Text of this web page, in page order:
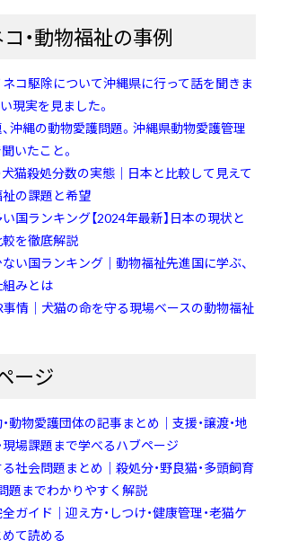
コ・動物福祉の事例
コ駆除について沖縄県に行って話を聞きま
現実を見ました。
沖縄の動物愛護問題。沖縄県動物愛護管理
いたこと。
猫殺処分数の実態｜日本と比較して見えて
祉の課題と希望
国ランキング【2024年最新】日本の現状と
を徹底解説
い国ランキング｜動物福祉先進国に学ぶ、
みとは
情｜犬猫の命を守る現場ベースの動物福祉
ージ
動物愛護団体の記事まとめ｜支援・譲渡・地
現場課題まで学べるハブページ
社会問題まとめ｜殺処分・野良猫・多頭飼育
題までわかりやすく解説
ガイド｜迎え方・しつけ・健康管理・老猫ケ
て読める